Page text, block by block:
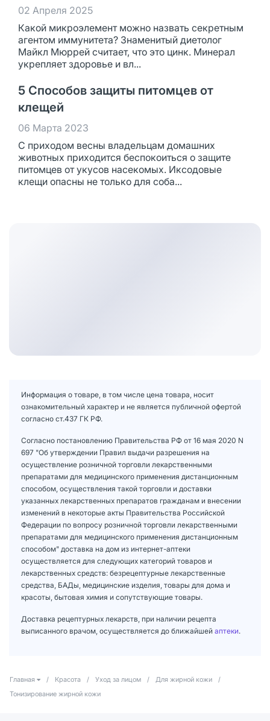
02 Апреля 2025
Какой микроэлемент можно назвать секретным
агентом иммунитета? Знаменитый диетолог
Майкл Мюррей считает, что это цинк. Минерал
укрепляет здоровье и вл...
5 Способов защиты питомцев от
клещей
06 Марта 2023
С приходом весны владельцам домашних
животных приходится беспокоиться о защите
питомцев от укусов насекомых. Иксодовые
клещи опасны не только для соба...
Информация о товаре, в том числе цена товара, носит
ознакомительный характер и не является публичной офертой
согласно ст.437 ГК РФ.
Согласно постановлению Правительства РФ от 16 мая 2020 N
697 "Об утверждении Правил выдачи разрешения на
осуществление розничной торговли лекарственными
препаратами для медицинского применения дистанционным
способом, осуществления такой торговли и доставки
указанных лекарственных препаратов гражданам и внесении
изменений в некоторые акты Правительства Российской
Федерации по вопросу розничной торговли лекарственными
препаратами для медицинского применения дистанционным
способом" доставка на дом из интернет-аптеки
осуществляется для следующих категорий товаров и
лекарственных средств: безрецептурные лекарственные
средства, БАДы, медицинские изделия, товары для дома и
красоты, бытовая химия и сопутствующие товары.
Доставка рецептурных лекарств, при наличии рецепта
выписанного врачом, осуществляется до ближайшей аптеки.
Главная / Красота / Уход за лицом / Для жирной кожи
/
Тонизирование жирной кожи